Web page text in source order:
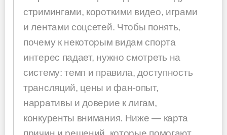
стримингами, короткими видео, играми
и лентами соцсетей. Чтобы понять,
почему к некоторым видам спорта
интерес падает, нужно смотреть на
систему: темп и правила, доступность
трансляций, цены и фан-опыт,
нарративы и доверие к лигам,
конкуренты внимания. Ниже — карта